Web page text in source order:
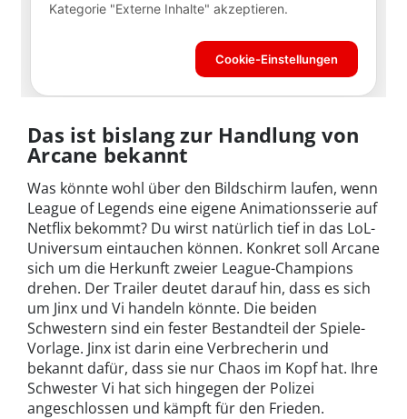
Das ist bislang zur Handlung von
Arcane bekannt
Was könnte wohl über den Bildschirm laufen, wenn
League of Legends eine eigene Animationsserie auf
Netflix bekommt? Du wirst natürlich tief in das LoL-
Universum eintauchen können. Konkret soll Arcane
sich um die Herkunft zweier League-Champions
drehen. Der Trailer deutet darauf hin, dass es sich
um Jinx und Vi handeln könnte. Die beiden
Schwestern sind ein fester Bestandteil der Spiele-
Vorlage. Jinx ist darin eine Verbrecherin und
bekannt dafür, dass sie nur Chaos im Kopf hat. Ihre
Schwester Vi hat sich hingegen der Polizei
angeschlossen und kämpft für den Frieden.